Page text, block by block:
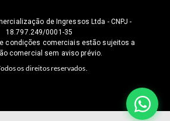
de Ingressos Ltda - CNPJ -
18.797.249/0001-35
condições comerciais estão sujeitos a
comercial sem aviso prévio.
os direitos reservados.